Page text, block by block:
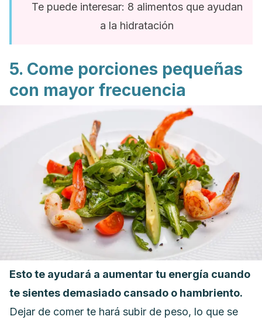
Te puede interesar: 8 alimentos que ayudan
a la hidratación
5. Come porciones pequeñas
con mayor frecuencia
Esto te ayudará a aumentar tu energía cuando
te sientes demasiado cansado o hambriento.
Dejar de comer te hará subir de peso, lo que se